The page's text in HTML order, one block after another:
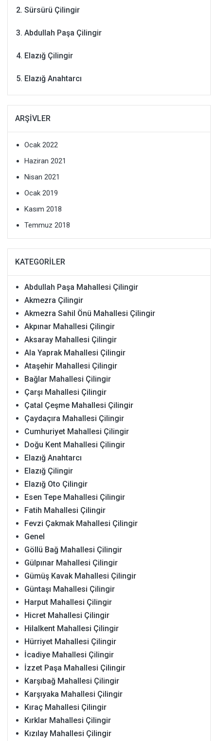
Sürsürü Çilingir
Abdullah Paşa Çilingir
Elazığ Çilingir
Elazığ Anahtarcı
ARŞIVLER
Ocak 2022
Haziran 2021
Nisan 2021
Ocak 2019
Kasım 2018
Temmuz 2018
KATEGORILER
Abdullah Paşa Mahallesi Çilingir
Akmezra Çilingir
Akmezra Sahil Önü Mahallesi Çilingir
Akpınar Mahallesi Çilingir
Aksaray Mahallesi Çilingir
Ala Yaprak Mahallesi Çilingir
Ataşehir Mahallesi Çilingir
Bağlar Mahallesi Çilingir
Çarşı Mahallesi Çilingir
Çatal Çeşme Mahallesi Çilingir
Çaydaçıra Mahallesi Çilingir
Cumhuriyet Mahallesi Çilingir
Doğu Kent Mahallesi Çilingir
Elazığ Anahtarcı
Elazığ Çilingir
Elazığ Oto Çilingir
Esen Tepe Mahallesi Çilingir
Fatih Mahallesi Çilingir
Fevzi Çakmak Mahallesi Çilingir
Genel
Göllü Bağ Mahallesi Çilingir
Gülpınar Mahallesi Çilingir
Gümüş Kavak Mahallesi Çilingir
Güntaşı Mahallesi Çilingir
Harput Mahallesi Çilingir
Hicret Mahallesi Çilingir
Hilalkent Mahallesi Çilingir
Hürriyet Mahallesi Çilingir
İcadiye Mahallesi Çilingir
İzzet Paşa Mahallesi Çilingir
Karşıbağ Mahallesi Çilingir
Karşıyaka Mahallesi Çilingir
Kıraç Mahallesi Çilingir
Kırklar Mahallesi Çilingir
Kızılay Mahallesi Çilingir